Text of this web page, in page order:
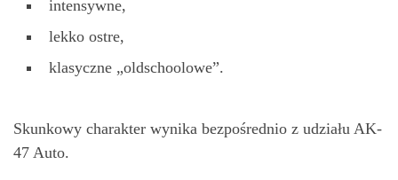
intensywne,
lekko ostre,
klasyczne „oldschoolowe”.
Skunkowy charakter wynika bezpośrednio z udziału AK-
47 Auto.